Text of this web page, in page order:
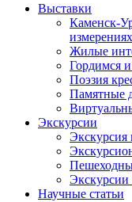
Выставки
Каменск-
Жилые
Гордимся
Поэзия
Памятные
Экскурсии
Экскурсия
Экскурсии
Научные статьи